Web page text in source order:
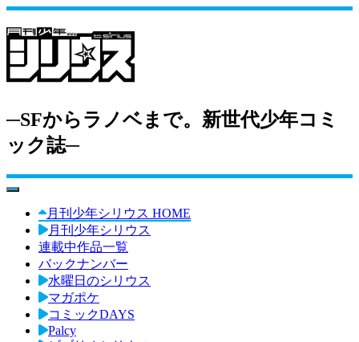
─SFからラノベまで。新世代少年コミ
ック誌─
toggle navigation
月刊少年シリウス HOME
月刊少年シリウス
連載中作品一覧
バックナンバー
水曜日のシリウス
マガポケ
コミックDAYS
Palcy